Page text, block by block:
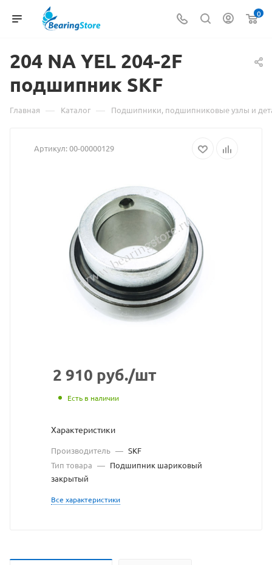
0
204 NA Материал
о
товаре
NA
204-
2F
подшипник
SKF
взят
https://
по
ссылке
разрешения
владельца
сайта
YEL 204-2F
подшипник SKF
Главная — Каталог — Подшипники, подшипниковые узлы и
Артикул:00-00000129
2 910 руб./шт
Есть в наличии
Характеристики
Производитель — SKF
Тип товара — Подшипник шариковый
закрытый
Все характеристики